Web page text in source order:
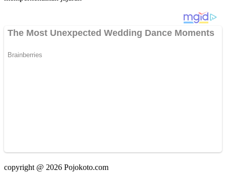
copyright @ 2026 Pojokoto.com